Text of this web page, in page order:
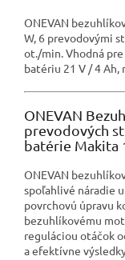
ONEVAN
W, 6 prevodovými
ot./min. Vhodná
batériu 21 V / 4 Ah,
ONEVAN
prevodových
batérie Makita
ONEVAN
spoľahlivé náradie
povrchovú úpravu
bezuhlíkovému
reguláciou otáčok
a efektívne